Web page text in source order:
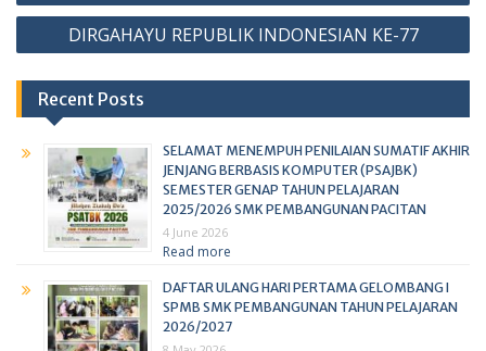
DIRGAHAYU REPUBLIK INDONESIAN KE-77
Recent Posts
SELAMAT MENEMPUH PENILAIAN SUMATIF AKHIR
JENJANG BERBASIS KOMPUTER (PSAJBK)
SEMESTER GENAP TAHUN PELAJARAN
2025/2026 SMK PEMBANGUNAN PACITAN
4 June 2026
Read more
DAFTAR ULANG HARI PERTAMA GELOMBANG I
SPMB SMK PEMBANGUNAN TAHUN PELAJARAN
2026/2027